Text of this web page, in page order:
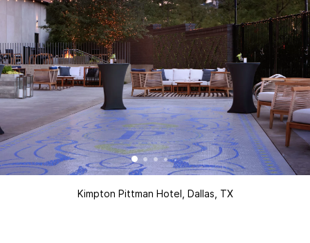
Kimpton Pittman Hotel, Dallas, TX